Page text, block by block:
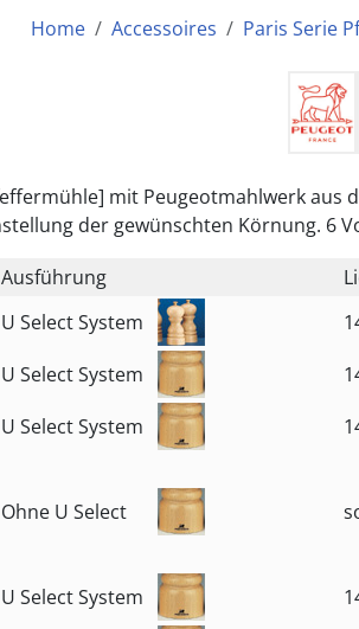
Home Accessoires Paris Serie
mit Peugeotmahlwerk aus
der gewünschten Körnung. 6
Ausführung
U Select System
U Select System
U Select System
Ohne U Select
U Select System